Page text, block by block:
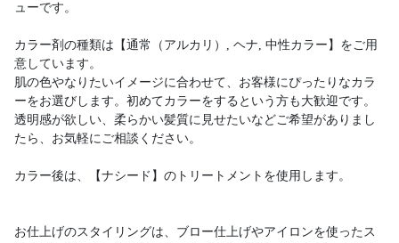
ューです。
カラー剤の種類は【通常（アルカリ）, ヘナ, 中性カラー】をご用
意しています。
肌の色やなりたいイメージに合わせて、お客様にぴったりなカラ
ーをお選びします。初めてカラーをするという方も大歓迎です。
透明感が欲しい、柔らかい髪質に見せたいなどご希望がありまし
たら、お気軽にご相談ください。
カラー後は、【ナシード】のトリートメントを使用します。
お仕上げのスタイリングは、ブロー仕上げやアイロンを使ったス